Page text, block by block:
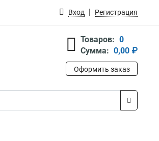
Вход Регистрация
Товаров: 0
Сумма: 0,00 ₽
Оформить заказ